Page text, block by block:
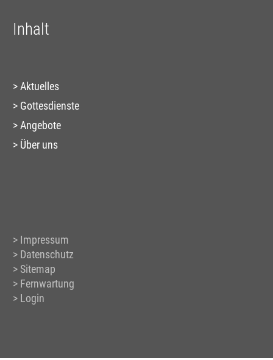
Inhalt
Aktuelles
Gottesdienste
Angebote
Über uns
Impressum
Datenschutz
Sitemap
Fernwartung
Login